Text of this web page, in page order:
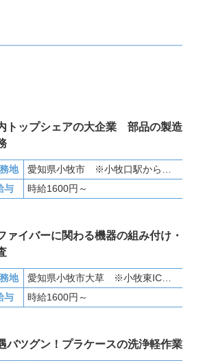
トップシェアの大企業 部品の製造
地
愛知県小牧市 ※小牧口駅から車で4分
与
時給1600円～
ァイバーに関わる機器の組み付け・
地
愛知県小牧市大草 ※小牧東ICから車で10分
与
時給1600円～
バツグン！プラケースの洗浄軽作業